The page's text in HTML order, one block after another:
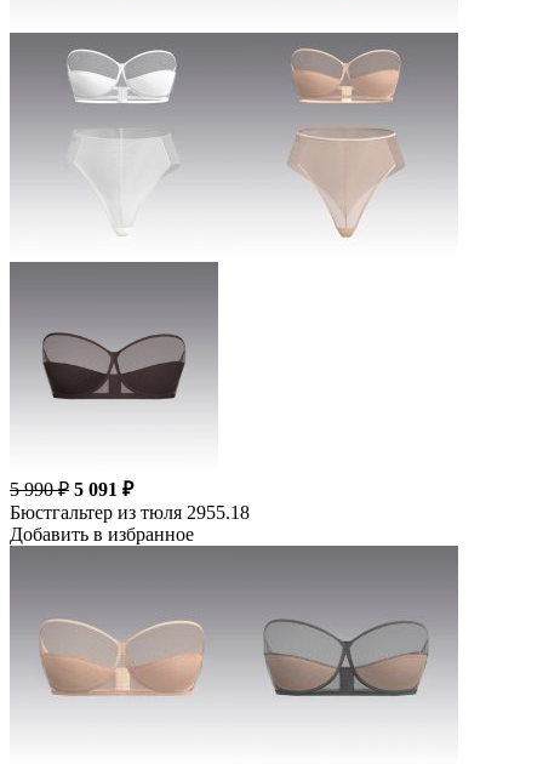
5 990 ₽ 5 091 ₽
Бюстгальтер из тюля 2955.18
Добавить в избранное